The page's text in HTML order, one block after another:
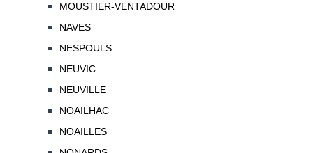
MOUSTIER-VENTADOUR
NAVES
NESPOULS
NEUVIC
NEUVILLE
NOAILHAC
NOAILLES